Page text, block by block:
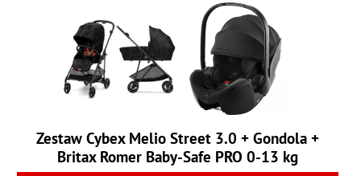
Zestaw Cybex Melio Street 3.0 + Gondola +
Britax Romer Baby-Safe PRO 0-13 kg